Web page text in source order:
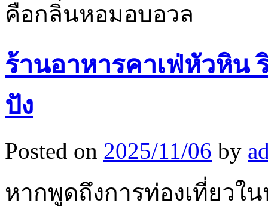
คือกลิ่นหอมอบอวล
ร้านอาหารคาเฟ่หัวหิน
ปัง
Posted on 2025/11/06 by
หากพูดถึงการท่องเที่ยวใ